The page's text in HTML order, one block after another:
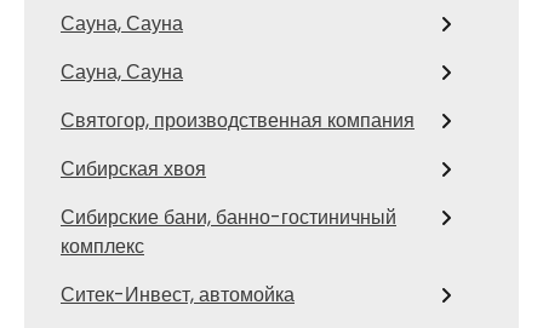
Сауна, Сауна
Сауна, Сауна
Святогор, производственная компания
Сибирская хвоя
Сибирские бани, банно-гостиничный
комплекс
Ситек-Инвест, автомойка